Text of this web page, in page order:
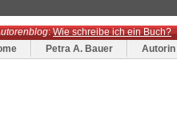
:Wie schreibe ich ein Buch?
Petra A. Bauer Autorin